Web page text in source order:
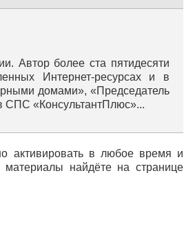
Автор более ста пятидесяти
Интернет-ресурсах и в
домами», «Председатель
СПС «КонсультантПлюс»...
активировать в любое время и
найдёте на странице